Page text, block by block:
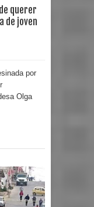
querer
de joven
por
Olga